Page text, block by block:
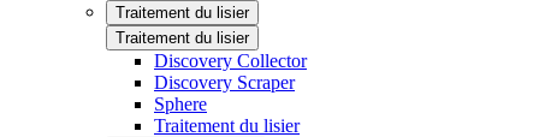
Traitement du lisier
Traitement du lisier
Discovery Collector
Discovery Scraper
Sphere
Traitement du lisier